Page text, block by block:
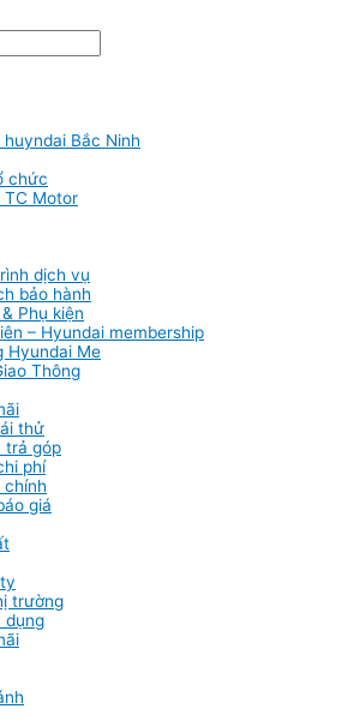
huyndai Bắc Ninh
chức
TC Motor
dịch vụ
bảo hành
Phụ kiện
– Hyundai membership
Hyundai Me
Thông
thử
trả góp
phí
chính
giá
trường
dụng